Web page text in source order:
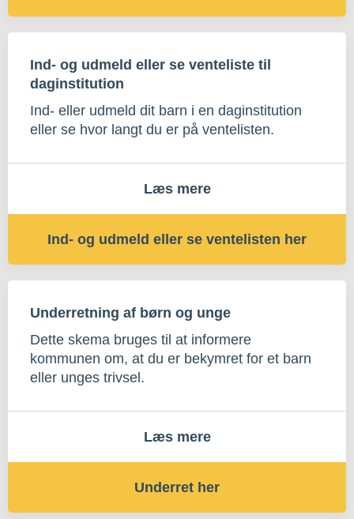
Ind- og udmeld eller se venteliste til
daginstitution
Ind- eller udmeld dit barn i en daginstitution
eller se hvor langt du er på ventelisten.
Læs mere
Ind- og udmeld eller se ventelisten her
Underretning af børn og unge
Dette skema bruges til at informere
kommunen om, at du er bekymret for et barn
eller unges trivsel.
Læs mere
Underret her